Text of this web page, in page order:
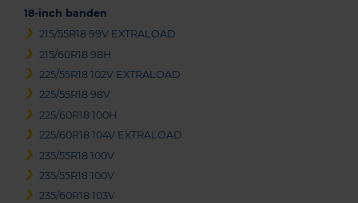
18-inch banden
215/55R18 99V EXTRALOAD
215/60R18 98H
225/55R18 102V EXTRALOAD
225/55R18 98V
225/60R18 100H
225/60R18 104V EXTRALOAD
235/55R18 100V
235/55R18 100V
235/60R18 103V